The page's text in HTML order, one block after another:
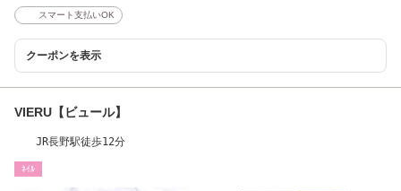
スマート支払いOK
クーポンを表示
VIERU【ビュール】
JR長野駅徒歩12分
ﾈｲﾙ